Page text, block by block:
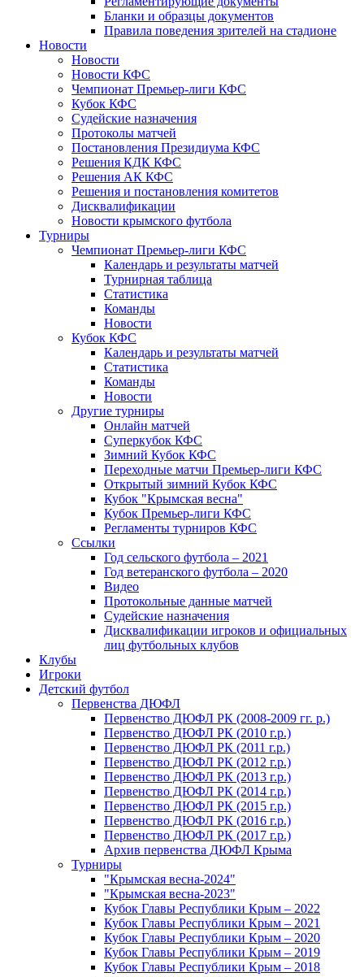
Бланки и образцы документов
Правила поведения зрителей на стадионе
Новости
Новости
Новости КФС
Чемпионат Премьер-лиги КФС
Кубок КФС
Судейские назначения
Протоколы матчей
Постановления Президиума КФС
Решения КДК КФС
Решения АК КФС
Решения и постановления комитетов
Дисквалификации
Новости крымского футбола
Турниры
Чемпионат Премьер-лиги КФС
Календарь и результаты матчей
Турнирная таблица
Статистика
Команды
Новости
Кубок КФС
Календарь и результаты матчей
Статистика
Команды
Новости
Другие турниры
Онлайн матчей
Суперкубок КФС
Зимний Кубок КФС
Переходные матчи Премьер-лиги КФС
Открытый зимний Кубок КФС
Кубок "Крымская весна"
Кубок Премьер-лиги КФС
Регламенты турниров КФС
Ссылки
Год сельского футбола – 2021
Год ветеранского футбола – 2020
Видео
Протокольные данные матчей
Судейские назначения
Дисквалификации игроков и официальных
лиц футбольных клубов
Клубы
Игроки
Детский футбол
Первенства ДЮФЛ
Первенство ДЮФЛ РК (2008-2009 гг. р.)
Первенство ДЮФЛ РК (2010 г.р.)
Первенство ДЮФЛ РК (2011 г.р.)
Первенство ДЮФЛ РК (2012 г.р.)
Первенство ДЮФЛ РК (2013 г.р.)
Первенство ДЮФЛ РК (2014 г.р.)
Первенство ДЮФЛ РК (2015 г.р.)
Первенство ДЮФЛ РК (2016 г.р.)
Первенство ДЮФЛ РК (2017 г.р.)
Архив первенства ДЮФЛ Крыма
Турниры
"Крымская весна-2024"
"Крымская весна-2023"
Кубок Главы Республики Крым – 2022
Кубок Главы Республики Крым – 2021
Кубок Главы Республики Крым – 2020
Кубок Главы Республики Крым – 2019
Кубок Главы Республики Крым – 2018